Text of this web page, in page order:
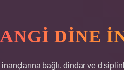
DINE
inançlarına bağlı, dindar ve